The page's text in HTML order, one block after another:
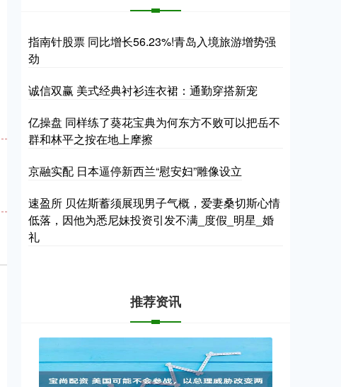
指南针股票 同比增长56.23%!青岛入境旅游增势强
劲
诚信双赢 美式经典衬衫连衣裙：通勤穿搭新宠
亿操盘 同样练了葵花宝典为何东方不败可以把岳不
群和林平之按在地上摩擦
京融实配 日本逼停新西兰“慰安妇”雕像设立
速盈所 贝佐斯蓄须展现男子气概，爱妻桑切斯心情
低落，因他为悉尼妹投资引发不满_度假_明星_婚
礼
推荐资讯